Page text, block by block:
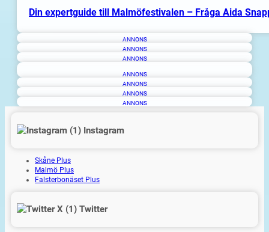
Din expertguide till Malmöfestivalen – Fråga Aida
ANNONS
ANNONS
ANNONS
ANNONS
ANNONS
ANNONS
ANNONS
Instagram
Skåne Plus
Malmö Plus
Falsterbonäset Plus
Twitter